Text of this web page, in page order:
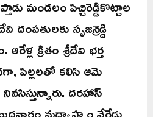
మండలం పిచ్చిరెడ్డికొట్టాల
దంపతులకు సృజన్రెడ్డి
క్రితం శ్రీదేవి భర్త
పిల్లలతో కలిసి ఆమె
దరహాస్